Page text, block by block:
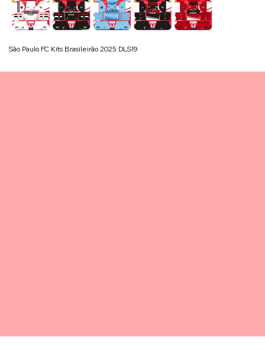
São Paulo FC Kits Brasileirão 2025 DLS19